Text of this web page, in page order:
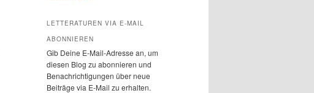
LETTERATUREN VIA E-MAIL
ABONNIEREN
Gib Deine E-Mail-Adresse an, um
diesen Blog zu abonnieren und
Benachrichtigungen über neue
Beiträge via E-Mail zu erhalten.